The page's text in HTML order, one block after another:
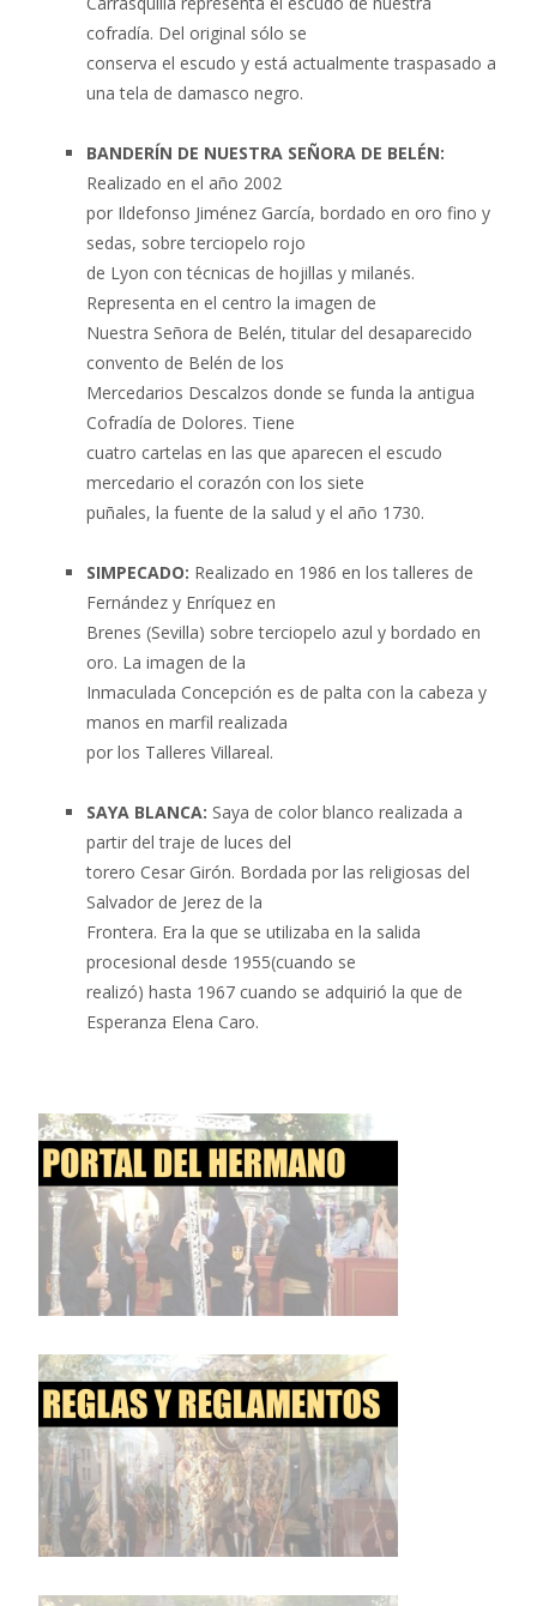
cofradía. Del original sólo se
conserva el escudo y está actualmente traspasado a
una tela de damasco negro.
BANDERÍN DE NUESTRA SEÑORA DE BELÉN:
Realizado en el año 2002
por Ildefonso Jiménez García, bordado en oro fino y
sedas, sobre terciopelo rojo
de Lyon con técnicas de hojillas y milanés.
Representa en el centro la imagen de
Nuestra Señora de Belén, titular del desaparecido
convento de Belén de los
Mercedarios Descalzos donde se funda la antigua
Cofradía de Dolores. Tiene
cuatro cartelas en las que aparecen el escudo
mercedario el corazón con los siete
puñales, la fuente de la salud y el año 1730.
SIMPECADO: Realizado en 1986 en los talleres de
Fernández y Enríquez en
Brenes (Sevilla) sobre terciopelo azul y bordado en
oro. La imagen de la
Inmaculada Concepción es de palta con la cabeza y
manos en marfil realizada
por los Talleres Villareal.
SAYA BLANCA: Saya de color blanco realizada a
partir del traje de luces del
torero Cesar Girón. Bordada por las religiosas del
Salvador de Jerez de la
Frontera. Era la que se utilizaba en la salida
procesional desde 1955(cuando se
realizó) hasta 1967 cuando se adquirió la que de
Esperanza Elena Caro.